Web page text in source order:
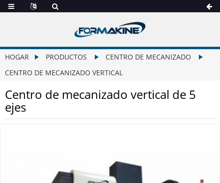
HOGAR PRODUCTOS
CENTRO DE MECANIZADO
CENTRO DE MECANIZADO VERTICAL
Centro de mecanizado vertical de 5
ejes